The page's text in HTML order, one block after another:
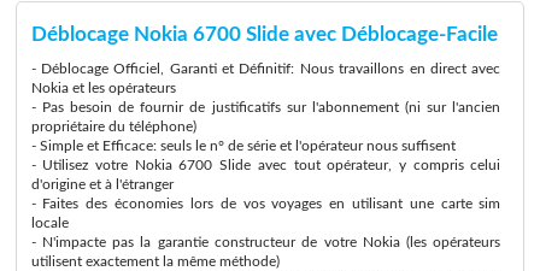
Déblocage Nokia 6700 Slide avec Déblocage-Facile
- Déblocage Officiel, Garanti et Définitif: Nous travaillons en direct avec
Nokia et les opérateurs
- Pas besoin de fournir de justificatifs sur l'abonnement (ni sur l'ancien
propriétaire du téléphone)
- Simple et Efficace: seuls le n° de série et l'opérateur nous suffisent
- Utilisez votre Nokia 6700 Slide avec tout opérateur, y compris celui
d'origine et à l'étranger
- Faites des économies lors de vos voyages en utilisant une carte sim
locale
- N'impacte pas la garantie constructeur de votre Nokia (les opérateurs
utilisent exactement la même méthode)